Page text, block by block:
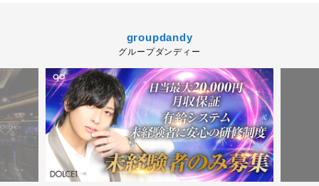
groupdandy
グループダンディー